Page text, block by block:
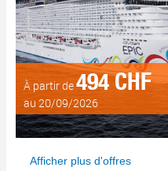
À partir de494 CHF
au 20/09/2026
Afficher plus d'offres